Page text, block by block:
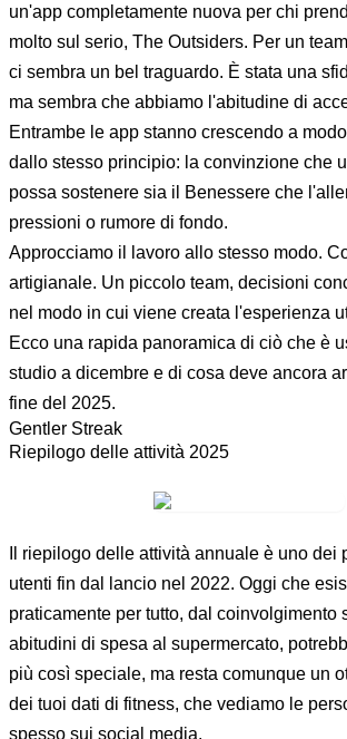
un'app completamente nuova per chi
molto sul serio, The Outsiders. Per un
ci sembra un bel traguardo. È stata una
ma sembra che abbiamo l'abitudine di
Entrambe le app stanno crescendo a
dallo stesso principio: la convinzione che
possa sostenere sia il Benessere che
pressioni o rumore di fondo.
Approcciamo il lavoro allo stesso modo.
artigianale. Un piccolo team, decisioni
nel modo in cui viene creata l'esperienza
Ecco una rapida panoramica di ciò che è
studio a dicembre e di cosa deve ancora
fine del 2025.
Gentler Streak
Riepilogo delle attività 2025
Il riepilogo delle attività annuale è uno dei
utenti fin dal lancio nel 2022. Oggi che
praticamente per tutto, dal coinvolgimento
abitudini di spesa al supermercato,
più così speciale, ma resta comunque un
dei tuoi dati di fitness, che vediamo le
spesso sui social media.